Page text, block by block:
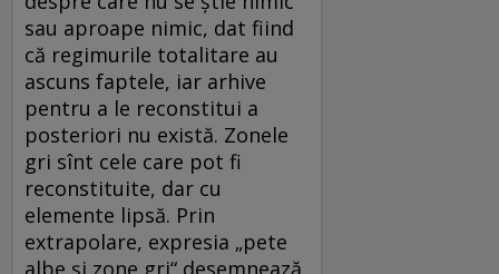
sau aproape nimic, dat fiind
că regimurile totalitare au
ascuns faptele, iar arhive
pentru a le reconstitui a
posteriori nu există. Zonele
gri sînt cele care pot fi
reconstituite, dar cu
elemente lipsă. Prin
extrapolare, expresia „pete
albe şi zone gri“ desemnează